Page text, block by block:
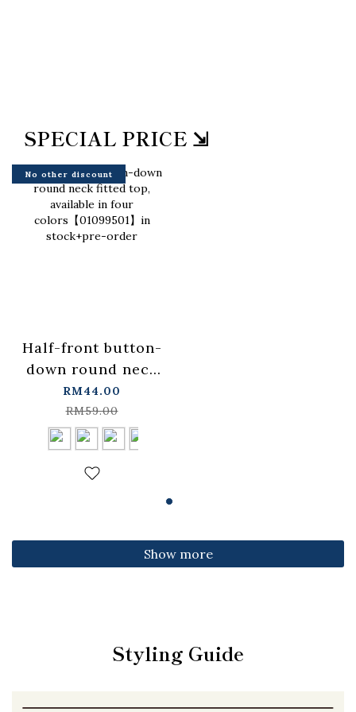
SPECIAL PRICE ⇲
No other discount
Half-front button-
down round neck
fitted top,
available in four
colors【01099501】
in stock+pre-order
RM44.00
RM59.00
Show more
Styling Guide